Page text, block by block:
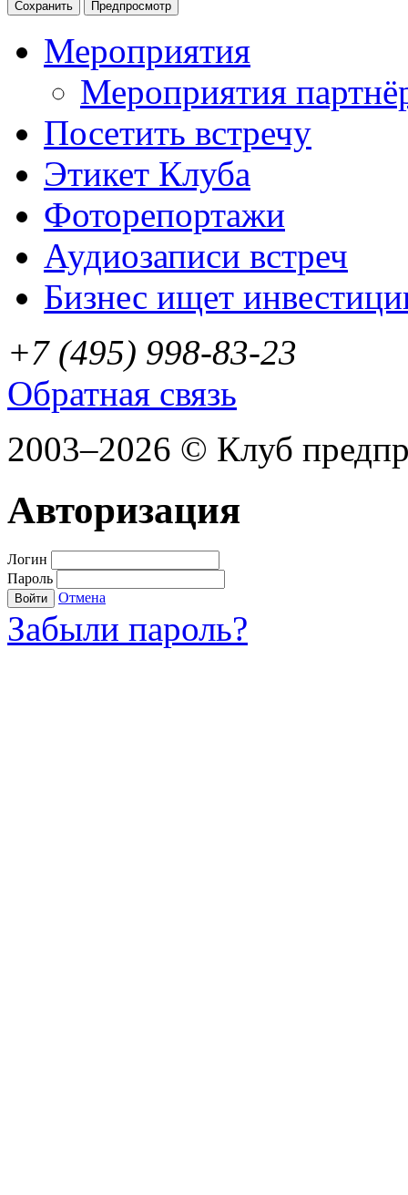
Мероприятия
Мероприятия
Посетить встречу
Этикет Клуба
Фоторепортажи
Аудиозаписи встреч
Бизнес ищет
+7 (495) 998-83-23
Обратная связь
2003–2026 © Клуб
Авторизация
Логин
Пароль
Войти Отмена
Забыли пароль?